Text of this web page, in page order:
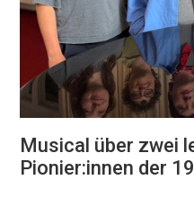
Musical über zwei
Pionier:innen der